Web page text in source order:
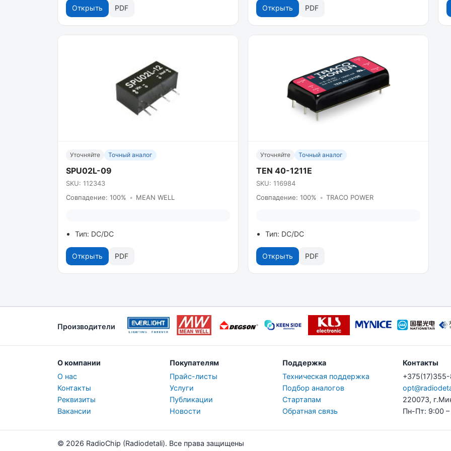
Открыть PDF Открыть PDF
Уточняйте Точный аналог
SPU02L-09
SKU: 112343
Совпадение: 100% • MEAN WELL
Тип: DC/DC
Открыть PDF
Уточняйте Точный аналог
TEN 40-1211E
SKU: 116984
Совпадение: 100% • TRACO POWER
Тип: DC/DC
Открыть PDF
Производители
О компании
О нас
Контакты
Реквизиты
Вакансии
Покупателям
Прайс-листы
Услуги
Публикации
Новости
Поддержка
Техническая поддержка
Подбор аналогов
Стартапам
Обратная связь
Контакты
220073,
Пн-Пт: 9:00 –
© 2026 RadioChip (Radiodetali). Все права защищены